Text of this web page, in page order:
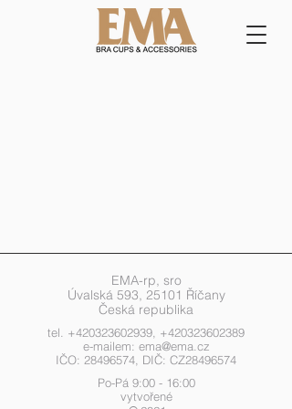
EMA-rp, sro
Úvalská 593, 25101 Říčany
Česká republika
tel. +420323602939 +420323602389
e-mailem: ema@ema.cz
IČO: 28496574 , DIČ: CZ28496574
Po-Pá 9:00 - 16:00
vytvořené